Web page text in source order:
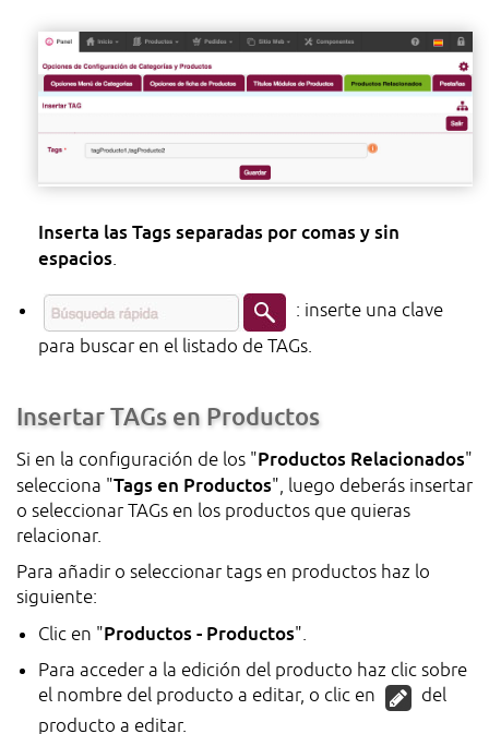
Inserta las Tags separadas por comas y sin
espacios.
: inserte una clave
para buscar en el listado de TAGs.
Insertar TAGs en Productos
Si en la configuración de los "Productos Relacionados"
selecciona "Tags en Productos", luego deberás insertar
o seleccionar TAGs en los productos que quieras
relacionar.
Para añadir o seleccionar tags en productos haz lo
siguiente:
Clic en "Productos - Productos".
Para acceder a la edición del producto haz clic sobre
el nombre del producto a editar, o clic en
del
producto a editar.